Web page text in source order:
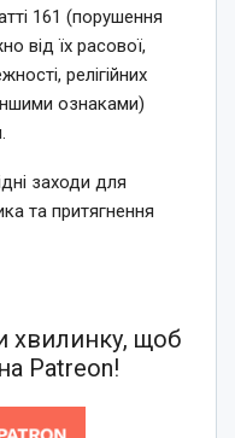
161 (порушення
від їх расової,
релігійних
ознаками)
заходи для
та притягнення
хвилинку, щоб
Patreon!